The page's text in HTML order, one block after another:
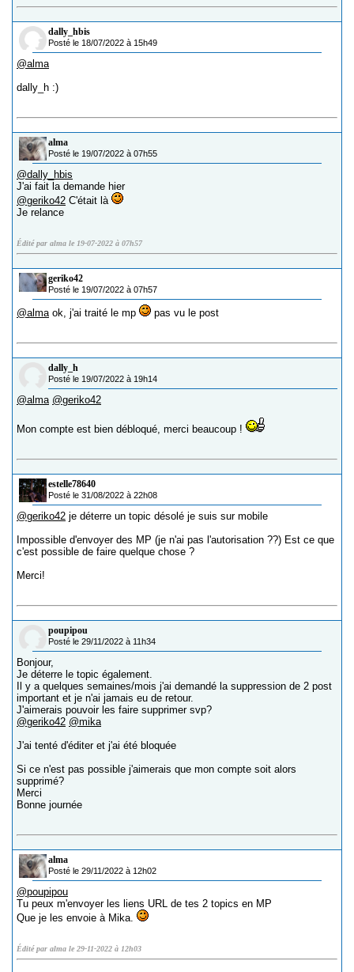
dally_hbis
Posté le 18/07/2022 à 15h49
@alma
dally_h :)
alma
Posté le 19/07/2022 à 07h55
@dally_hbis
J'ai fait la demande hier
@geriko42 C'était là
Je relance
Édité par alma le 19-07-2022 à 07h57
geriko42
Posté le 19/07/2022 à 07h57
@alma ok, j'ai traité le mp pas vu le post
dally_h
Posté le 19/07/2022 à 19h14
@alma @geriko42
Mon compte est bien débloqué, merci beaucoup !
estelle78640
Posté le 31/08/2022 à 22h08
@geriko42 je déterre un topic désolé je suis sur mobile
Impossible d'envoyer des MP (je n'ai pas l'autorisation ??) Est ce que
c'est possible de faire quelque chose ?
Merci!
poupipou
Posté le 29/11/2022 à 11h34
Bonjour,
Je déterre le topic également.
Il y a quelques semaines/mois j'ai demandé la suppression de 2 post
important et je n'ai jamais eu de retour.
J'aimerais pouvoir les faire supprimer svp?
@geriko42 @mika
J'ai tenté d'éditer et j'ai été bloquée
Si ce n'est pas possible j'aimerais que mon compte soit alors
supprimé?
Merci
Bonne journée
alma
Posté le 29/11/2022 à 12h02
@poupipou
Tu peux m'envoyer les liens URL de tes 2 topics en MP
Que je les envoie à Mika.
Édité par alma le 29-11-2022 à 12h03